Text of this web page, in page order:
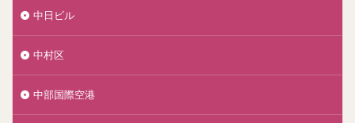
中日ビル
中村区
中部国際空港